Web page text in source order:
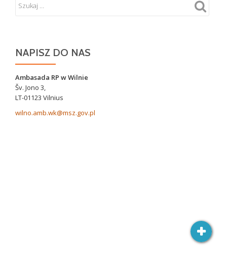
NAPISZ DO NAS
Ambasada RP w Wilnie
Šv. Jono 3,
LT-01123 Vilnius
wilno.amb.wk@msz.gov.pl